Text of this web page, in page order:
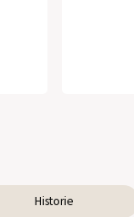
Historie